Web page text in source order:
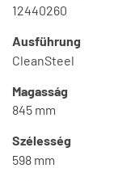
12440260
Ausführung
CleanSteel
Magasság
845 mm
Szélesség
598 mm